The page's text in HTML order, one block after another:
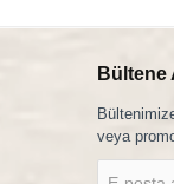
Bültene
veya